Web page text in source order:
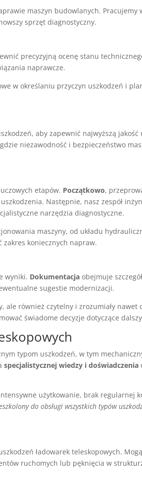
maszyn budowlanych. Pracujemy
sprzęt diagnostyczny.
precyzyjną ocenę stanu
naprawcze.
w określaniu przyczyn uszkodzeń i
aby zapewnić najwyższą jakość
niezawodność i bezpieczeństwo
etapów. Początkowo,
Następnie, nasz zespół
narzędzia diagnostyczne.
maszyny, od układu
koniecznych napraw.
wyniki. Dokumentacja obejmuje
sugestie modernizacji.
ale również czytelny i zrozumiały nawet
świadome decyzje dotyczące
typom uszkodzeń, w tym
specjalistycznej wiedzy i doświadczenia
użytkowanie, brak regularnej
do obsługi wszystkich typów
ładowarek teleskopowych.
ruchomych lub pęknięcia w